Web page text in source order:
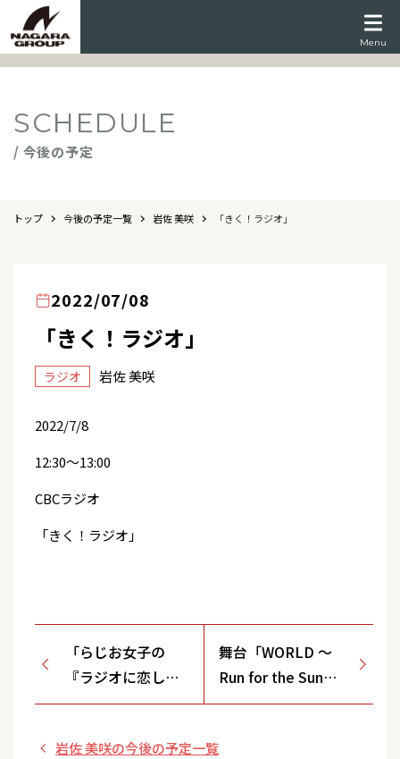
Menu
SCHEDULE
/ 今後の予定
トップ 今後の予定一覧 岩佐 美咲 「きく！ラジオ」
2022/07/08
「きく！ラジオ」
ラジオ 岩佐 美咲
2022/7/8
12:30～13:00
CBCラジオ
「きく！ラジオ」
「らじお女子の
『ラジオに恋し
て』」
舞台「WORLD ～
Run for the Sun
～」公演 山木透が
岩佐 美咲の今後の予定一覧